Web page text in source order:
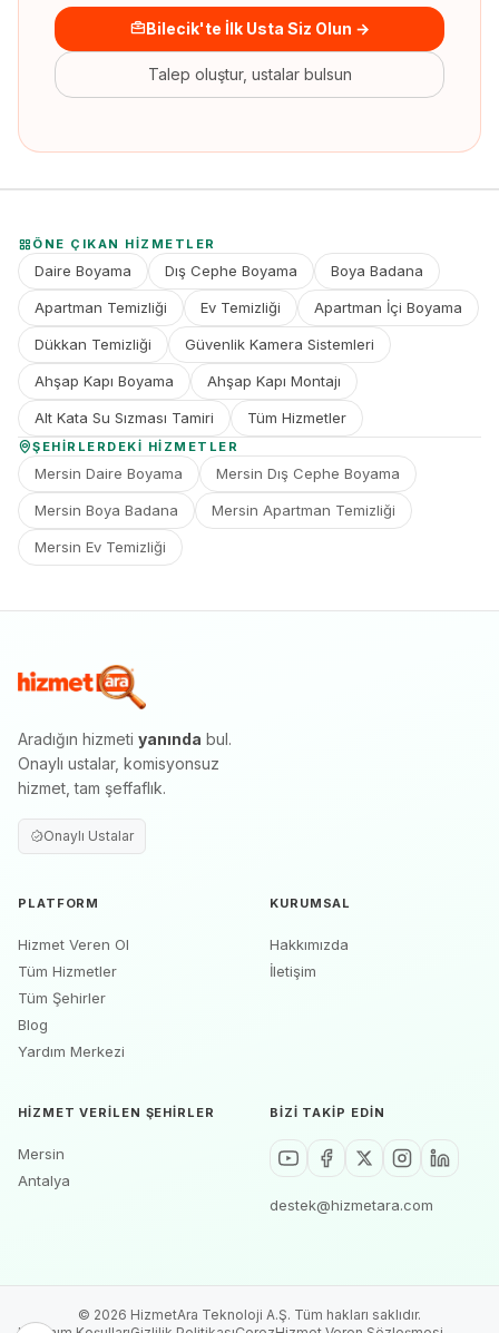
Bilecik'te İlk Usta Siz Olun →
Talep oluştur, ustalar bulsun
ÖNE ÇIKAN HIZMETLER
Daire Boyama Dış Cephe Boyama Boya Badana
Apartman Temizliği Ev Temizliği Apartman İçi Boyama
Dükkan Temizliği Güvenlik Kamera Sistemleri
Ahşap Kapı Boyama Ahşap Kapı Montajı
Alt Kata Su Sızması Tamiri Tüm Hizmetler
ŞEHIRLERDEKI HIZMETLER
Mersin Daire Boyama Mersin Dış Cephe Boyama
Mersin Boya Badana Mersin Apartman Temizliği
Mersin Ev Temizliği
Aradığın hizmeti yanında bul.
Onaylı ustalar, komisyonsuz
hizmet, tam şeffaflık.
Onaylı Ustalar
PLATFORM
Hizmet Veren Ol
Tüm Hizmetler
Tüm Şehirler
Blog
Yardım Merkezi
KURUMSAL
Hakkımızda
İletişim
HIZMET VERILEN ŞEHIRLER
Mersin
Antalya
BIZI TAKIP EDIN
destek@hizmetara.com
© 2026 HizmetAra Teknoloji A.Ş. Tüm hakları saklıdır.